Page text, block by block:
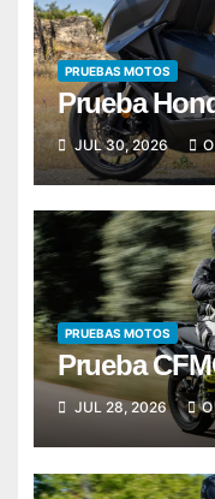
PRUEBAS MOTOS
Prueba
JUL 30, 2026
PRUEBAS MOTOS
Prueba
JUL 28, 2026